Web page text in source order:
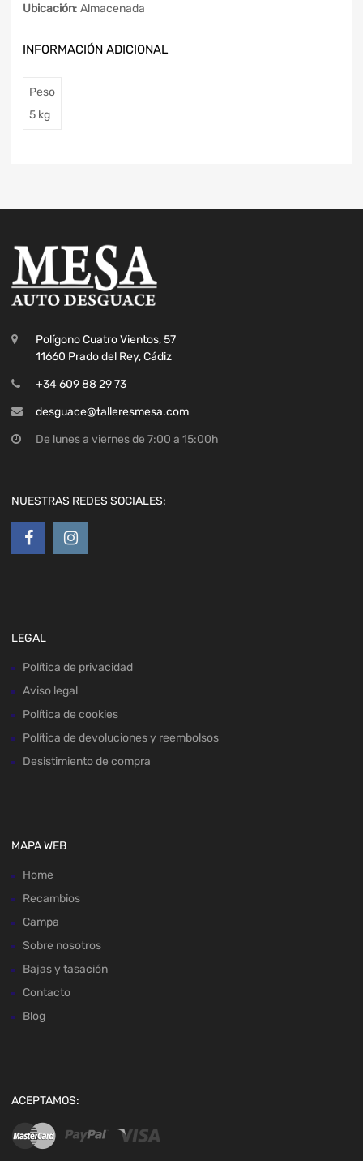
Ubicación: Almacenada
INFORMACIÓN ADICIONAL
Peso
5 kg
Polígono Cuatro Vientos, 57
11660 Prado del Rey, Cádiz
+34 609 88 29 73
desguace@talleresmesa.com
De lunes a viernes de 7:00 a 15:00h
NUESTRAS REDES SOCIALES:
LEGAL
Política de privacidad
Aviso legal
Política de cookies
Política de devoluciones y reembolsos
Desistimiento de compra
MAPA WEB
Home
Recambios
Campa
Sobre nosotros
Bajas y tasación
Contacto
Blog
ACEPTAMOS: